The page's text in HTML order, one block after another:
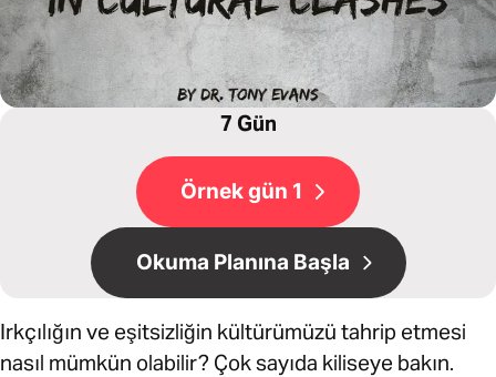
7 Gün
Örnek gün 1
Okuma Planına Başla
Irkçılığın ve eşitsizliğin kültürümüzü tahrip etmesi
nasıl mümkün olabilir? Çok sayıda kiliseye bakın.